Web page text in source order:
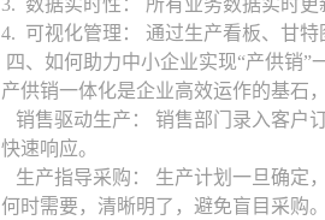
4. 可视化管理： 通过生产看板、甘
四、如何助力中小企业实现“产供销”
产供销一体化是企业高效运作的基石
销售驱动生产： 销售部门录入客户
快速响应。
生产指导采购： 生产计划一旦确定
何时需要，清晰明了，避免盲目采购。